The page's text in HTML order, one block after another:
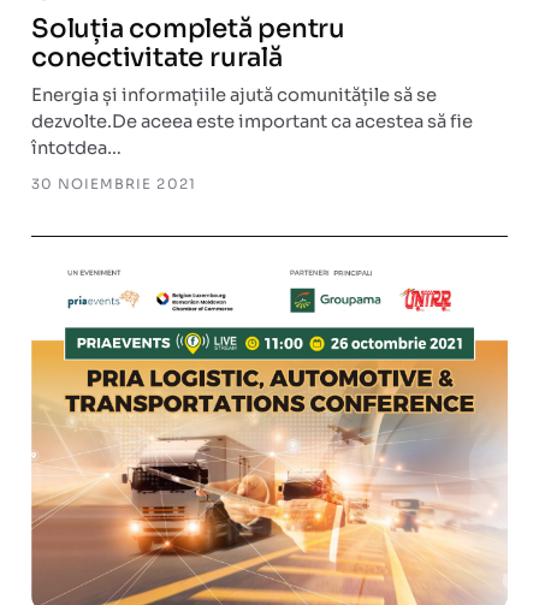
Soluția completă pentru
conectivitate rurală
Energia și informațiile ajută comunitățile să se
dezvolte.De aceea este important ca acestea să fie
întotdea…
30 NOIEMBRIE 2021